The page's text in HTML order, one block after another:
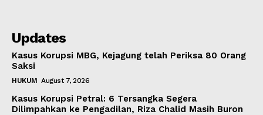
Updates
Kasus Korupsi MBG, Kejagung telah Periksa 80 Orang
Saksi
HUKUM August 7, 2026
Kasus Korupsi Petral: 6 Tersangka Segera
Dilimpahkan ke Pengadilan, Riza Chalid Masih Buron